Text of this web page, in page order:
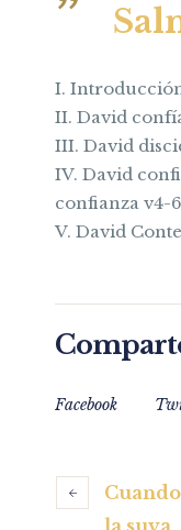
I.
II. David
III. David
IV. David
confianza v4-6
V. David
Facebook